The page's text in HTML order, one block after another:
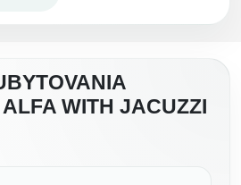
WITH JACUZZI